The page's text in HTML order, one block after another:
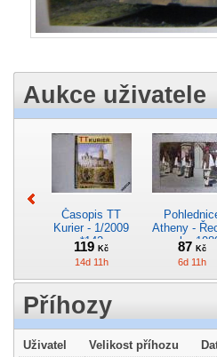
Aukce uživatele
Časopis TT
Kurier - 1/2009
*142
119Kč
14d 11h
Atheny -
z roku
Nová
*5019
87 Kč
6d 11h
Příhozy
Uživatel Velikost příhozu